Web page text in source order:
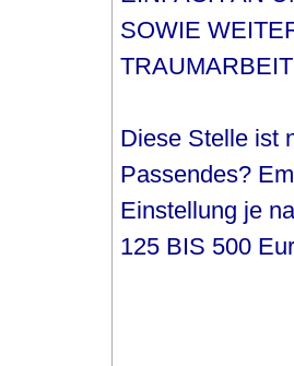
SOWIE
Diese Stelle ist
Passendes?
Einstellung je
125 BIS 500